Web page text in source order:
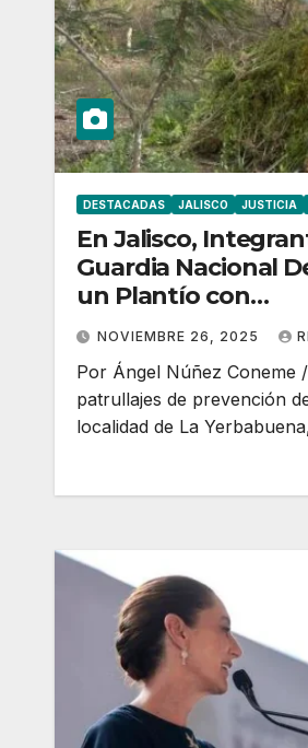
DESTACADAS JALISCO JUSTICIA
En Jalisco,
Guardia Nacional
un Plantío con
Aproximadamente
de Marihuana.
NOVIEMBRE 26, 2025
Por Ángel Núñez Coneme
patrullajes de prevención
localidad de La